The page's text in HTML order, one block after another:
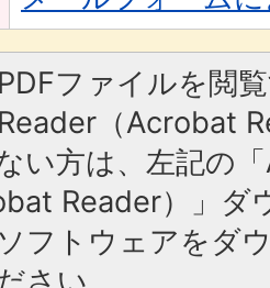
PDFファイルを閲
Reader（Acrobat
い方は、左記の
Reader）」ダ
フトウェアをダ